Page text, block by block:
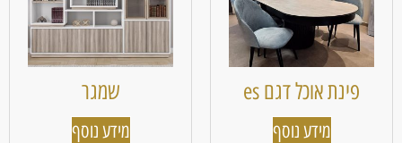
פינת אוכל דגם es
מידע נוסף
שמגר
מידע נוסף